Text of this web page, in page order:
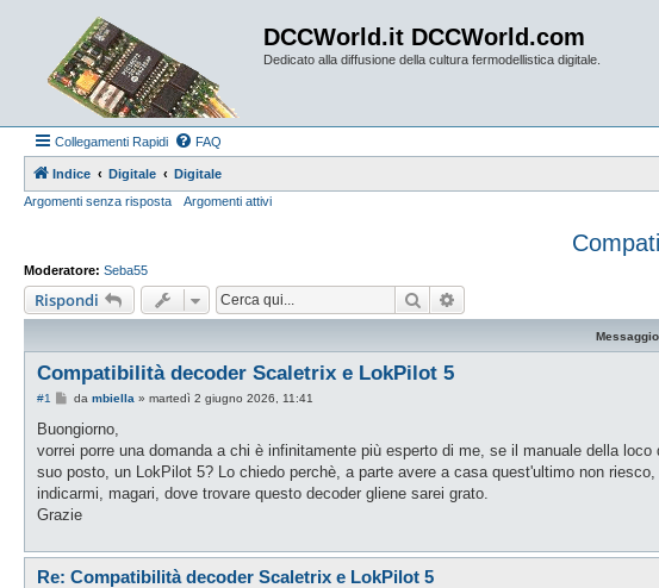
DCCWorld.it DCCWorld.com
Dedicato alla diffusione della cultura fermodellistica digitale.
Collegamenti Rapidi FAQ
Indice Digitale
Digitale
Argomenti senza risposta
Argomenti attivi
Moderatore: Seba55
Rispondi Cerca
Messaggio
Compatibilità decoder Scaletrix e LokPilot 5
#1
M
s
s
a
g
g
i
o
da mbiella » martedì 2 giugno 2026, 11:41
Buongiorno,
vorrei porre una domanda a chi è infinitamente più esperto di me, se il manuale della
suo posto, un LokPilot 5? Lo chiedo perchè, a parte avere a casa quest'ultimo non
indicarmi, magari, dove trovare questo decoder gliene sarei grato.
Grazie
Re: Compatibilità decoder Scaletrix e LokPilot 5